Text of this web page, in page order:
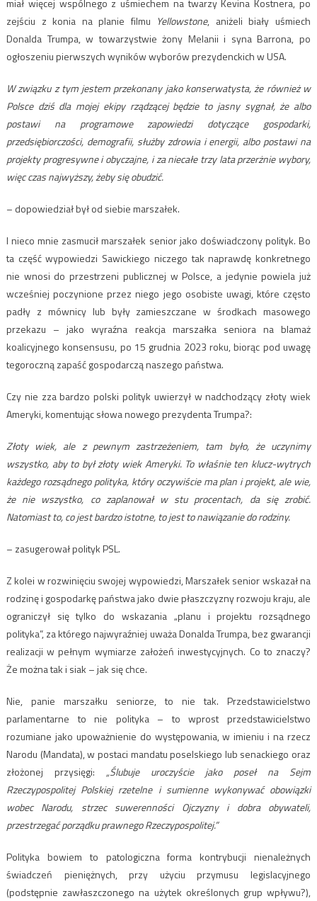
miał więcej wspólnego z uśmiechem na twarzy Kevina Kostnera, po
zejściu z konia na planie filmu Yellowstone, aniżeli biały uśmiech
Donalda Trumpa, w towarzystwie żony Melanii i syna Barrona, po
ogłoszeniu pierwszych wyników wyborów prezydenckich w USA.
W związku z tym jestem przekonany jako konserwatysta, że również w
Polsce dziś dla mojej ekipy rządzącej będzie to jasny sygnał, że albo
postawi na programowe zapowiedzi dotyczące gospodarki,
przedsiębiorczości, demografii, służby zdrowia i energii, albo postawi na
projekty progresywne i obyczajne, i za niecałe trzy lata przerżnie wybory,
więc czas najwyższy, żeby się obudzić.
– dopowiedział był od siebie marszałek.
I nieco mnie zasmucił marszałek senior jako doświadczony polityk. Bo
ta część wypowiedzi Sawickiego niczego tak naprawdę konkretnego
nie wnosi do przestrzeni publicznej w Polsce, a jedynie powiela już
wcześniej poczynione przez niego jego osobiste uwagi, które często
padły z mównicy lub były zamieszczane w środkach masowego
przekazu – jako wyraźna reakcja marszałka seniora na blamaż
koalicyjnego konsensusu, po 15 grudnia 2023 roku, biorąc pod uwagę
tegoroczną zapaść gospodarczą naszego państwa.
Czy nie zza bardzo polski polityk uwierzył w nadchodzący złoty wiek
Ameryki, komentując słowa nowego prezydenta Trumpa?:
Złoty wiek, ale z pewnym zastrzeżeniem, tam było, że uczynimy
wszystko, aby to był złoty wiek Ameryki. To właśnie ten klucz-wytrych
każdego rozsądnego polityka, który oczywiście ma plan i projekt, ale wie,
że nie wszystko, co zaplanował w stu procentach, da się zrobić.
Natomiast to, co jest bardzo istotne, to jest to nawiązanie do rodziny.
– zasugerował polityk PSL.
Z kolei w rozwinięciu swojej wypowiedzi, Marszałek senior wskazał na
rodzinę i gospodarkę państwa jako dwie płaszczyzny rozwoju kraju, ale
ograniczył się tylko do wskazania „planu i projektu rozsądnego
polityka”, za którego najwyraźniej uważa Donalda Trumpa, bez gwarancji
realizacji w pełnym wymiarze założeń inwestycyjnych. Co to znaczy?
Że można tak i siak – jak się chce.
Nie, panie marszałku seniorze, to nie tak. Przedstawicielstwo
parlamentarne to nie polityka – to wprost przedstawicielstwo
rozumiane jako upoważnienie do występowania, w imieniu i na rzecz
Narodu (Mandata), w postaci mandatu poselskiego lub senackiego oraz
złożonej przysięgi: „Ślubuje uroczyście jako poseł na Sejm
Rzeczypospolitej Polskiej rzetelne i sumienne wykonywać obowiązki
wobec Narodu, strzec suwerenności Ojczyzny i dobra obywateli,
przestrzegać porządku prawnego Rzeczypospolitej.”
Polityka bowiem to patologiczna forma kontrybucji nienależnych
świadczeń pieniężnych, przy użyciu przymusu legislacyjnego
(podstępnie zawłaszczonego na użytek określonych grup wpływu?),